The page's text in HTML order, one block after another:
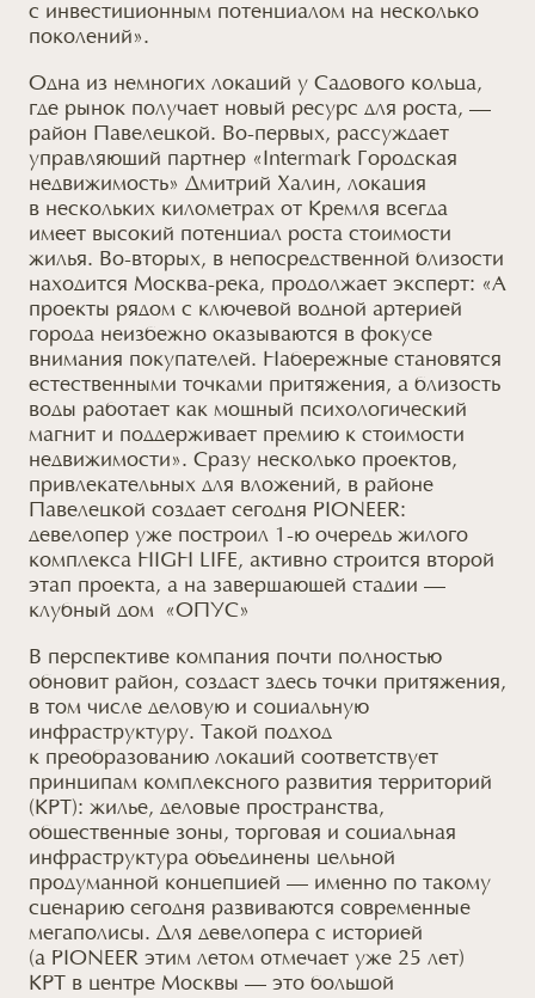
с инвестиционным потенциалом на несколько
поколений».
Одна из немногих локаций у Садовогокольца,
где рынок получает новый ресурс для роста, —
район Павелецкой. Во-первых, рассуждает
управляющий партнер «Intermark Городская
недвижимость» Дмитрий Халин, локация
в несколькихкилометрах от Кремля всегда
имеет высокий потенциал роста стоимости
жилья. Во-вторых, в непосредственной близости
находится Москва-река, продолжает эксперт: «А
проекты рядом с ключевой водной артерией
города неизбежно оказываются в фокусе
внимания покупателей. Набережные становятся
естественными точками притяжения, а близость
воды работает как мощный психологический
магнит и поддерживаетпремию к стоимости
недвижимости». Сразу несколько проектов,
привлекательных для вложений, в районе
Павелецкой создает сегодня PIONEER:
девелопер уже построил 1-ю очередь жилого
комплекса HIGH LIFE, активно строится второй
этап проекта, а назавершающей стадии —
клубный дом
«ОПУС»
В перспективе компания почти полностью
обновит район, создаст здесь точки притяжения,
в том числеделовую и социальную
инфраструктуру. Такой подход
к преобразованиюлокаций соответствует
принципам комплексного развития территорий
(КРТ): жилье, деловые пространства,
общественные зоны, торговая и социальная
инфраструктура объединены цельной
продуманной концепцией — именно по такому
сценарию сегодня развиваются современные
мегаполисы. Для девелопера с историей
(а PIONEERэтим летом отмечает уже 25 лет)
КРТ в центреМосквы — это большой